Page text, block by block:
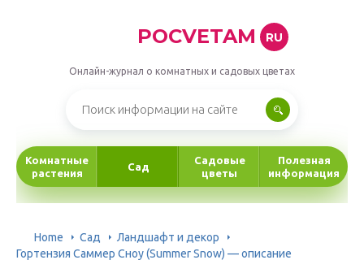
POCVETAM RU
Онлайн-журнал о комнатных и садовых цветах
Комнатные
растения
Сад
Садовые
цветы
Полезная
информация
Home Сад
Ландшафт и декор
Гортензия Саммер Сноу (Summer Snow) — описание